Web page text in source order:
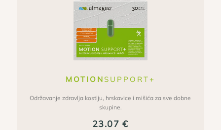
MOTION SUPPORT+
Održavanje zdravlja kostiju, hrskavice i mišića za sve dobne
skupine.
23.07€